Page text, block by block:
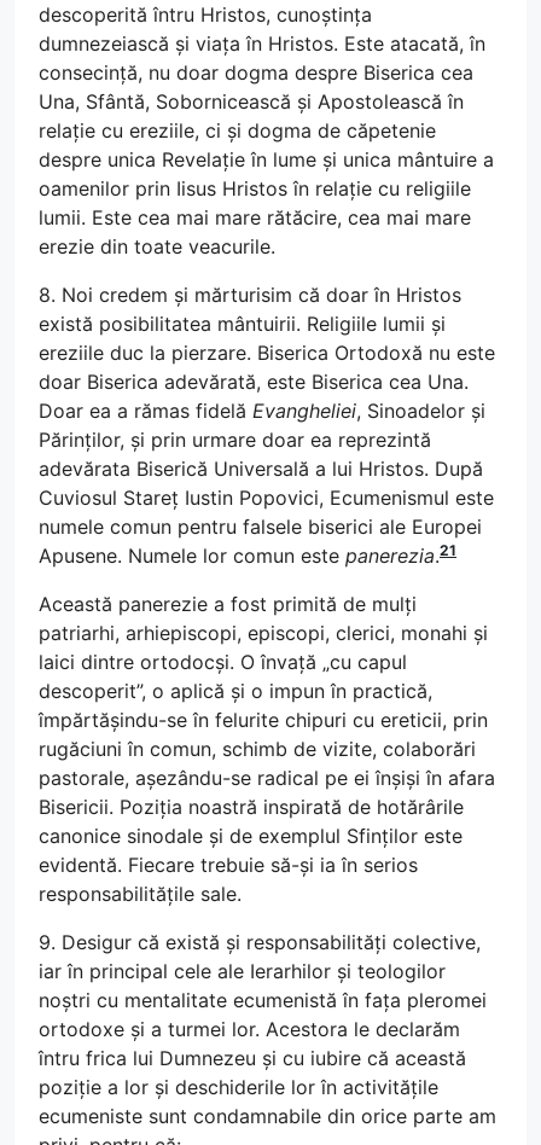
descoperită întru Hristos, cunoștința
dumnezeiască și viața în Hristos. Este atacată, în
consecință, nu doar dogma despre Biserica cea
Una, Sfântă, Sobornicească și Apostolească în
relație cu ereziile, ci și dogma de căpetenie
despre unica Revelație în lume și unica mântuire a
oamenilor prin Iisus Hristos în relație cu religiile
lumii. Este cea mai mare rătăcire, cea mai mare
erezie din toate veacurile.
8. Noi credem și mărturisim că doar în Hristos
există posibilitatea mântuirii. Religiile lumii și
ereziile duc la pierzare. Biserica Ortodoxă nu este
doar Biserica adevărată, este Biserica cea Una.
Doar ea a rămas fidelă Evangheliei, Sinoadelor și
Părinților, și prin urmare doar ea reprezintă
adevărata Biserică Universală a lui Hristos. După
Cuviosul Stareț Iustin Popovici, Ecumenismul este
numele comun pentru falsele biserici ale Europei
Apusene. Numele lor comun este panerezia.21
Această panerezie a fost primită de mulți
patriarhi, arhiepiscopi, episcopi, clerici, monahi și
laici dintre ortodocși. O învață „cu capul
descoperit”, o aplică și o impun în practică,
împărtășindu-se în felurite chipuri cu ereticii, prin
rugăciuni în comun, schimb de vizite, colaborări
pastorale, așezându-se radical pe ei înșiși în afara
Bisericii. Poziția noastră inspirată de hotărârile
canonice sinodale și de exemplul Sfinților este
evidentă. Fiecare trebuie să-și ia în serios
responsabilitățile sale.
9. Desigur că există și responsabilități colective,
iar în principal cele ale Ierarhilor și teologilor
noștri cu mentalitate ecumenistă în fața pleromei
ortodoxe și a turmei lor. Acestora le declarăm
întru frica lui Dumnezeu și cu iubire că această
poziție a lor și deschiderile lor în activitățile
ecumeniste sunt condamnabile din orice parte am